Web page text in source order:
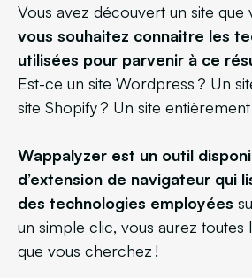
Vous avez découvert un site
vous souhaitez connaitre les
utilisées pour parvenir à ce
Est-ce un site Wordpress ? Un
site Shopify ? Un site
Wappalyzer est un outil
d’extension de navigateur qui
des technologies employées
un simple clic, vous aurez toutes
que vous cherchez !